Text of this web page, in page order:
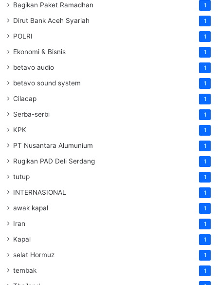
Bagikan Paket Ramadhan 1
Dirut Bank Aceh Syariah 1
POLRI 1
Ekonomi & Bisnis 1
betavo audio 1
betavo sound system 1
Cilacap 1
Serba-serbi 1
KPK 1
PT Nusantara Alumunium 1
Rugikan PAD Deli Serdang 1
tutup 1
INTERNASIONAL 1
awak kapal 1
Iran 1
Kapal 1
selat Hormuz 1
tembak 1